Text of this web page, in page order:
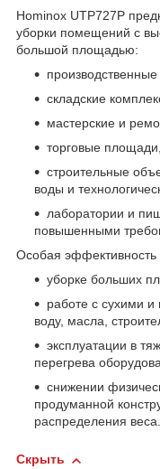
Hominox UTP727P
уборки помещений с
большой площадью:
складские
мастерские и
торговые
строительные
воды и
лаборатории и
повышенными
Особая эффективность
уборке больших
работе с сухими
воду, масла,
эксплуатации в
перегрева
снижении
продуманной
распределения веса.
Скрыть